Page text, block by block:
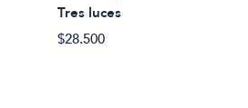
Tres luces
$28.500